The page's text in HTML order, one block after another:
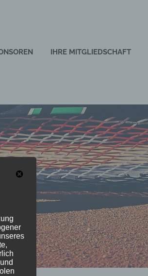
IHRE MITGLIEDSCHAFT